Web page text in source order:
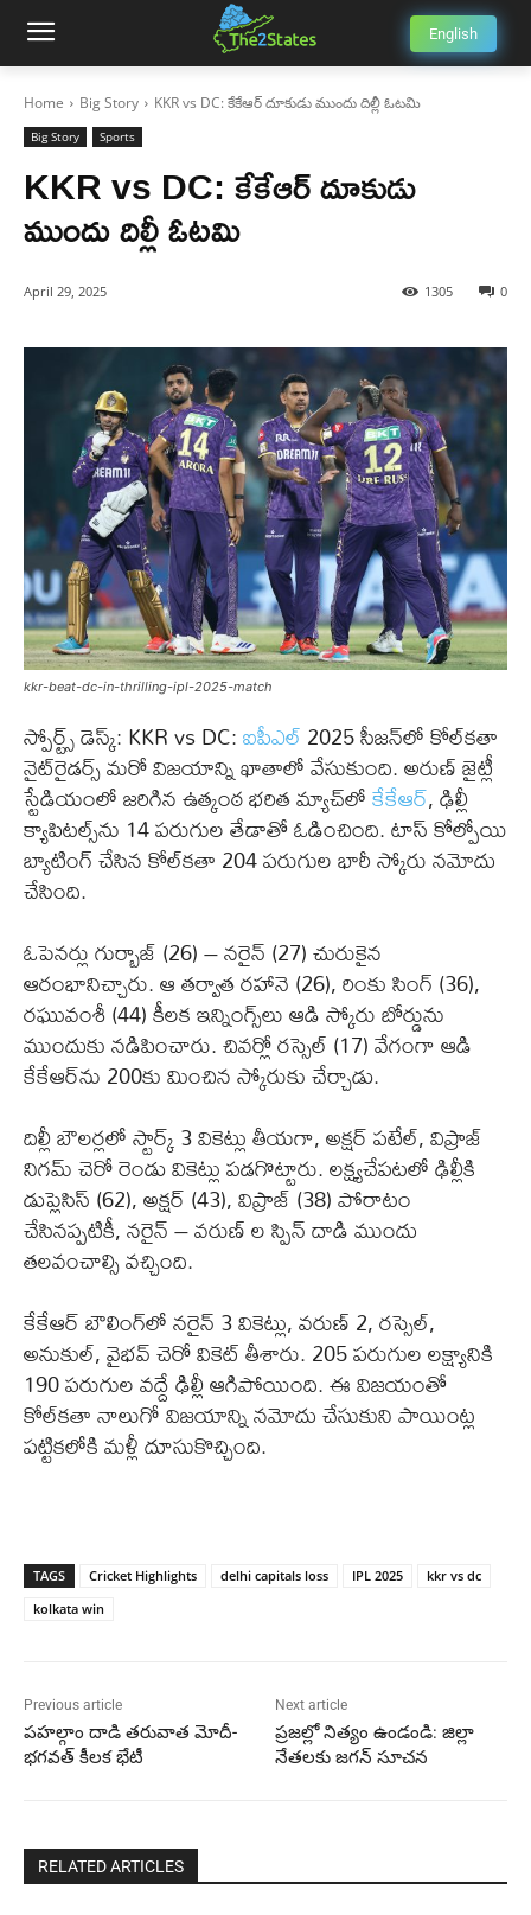
English
Home Big Story KKR vs DC: కేకేఆర్ దూకుడు ముందు దిల్లీ ఓటమి
Big Story Sports
KKR vs DC: కేకేఆర్ దూకుడు
ముందు దిల్లీ ఓటమి
April 29, 2025 0
1305
kkr-beat-dc-in-thrilling-ipl-2025-match
స్పోర్ట్స్ డెస్క్: KKR vs DC:ఐపీఎల్2025 సీజన్‌లో కోల్‌కతా
నైట్‌రైడర్స్ మరో విజయాన్ని ఖాతాలో వేసుకుంది. అరుణ్ జైట్లీ
స్టేడియంలో జరిగిన ఉత్కంఠ భరిత మ్యాచ్‌లోకేకేఆర్, ఢిల్లీ
క్యాపిటల్స్‌ను 14 పరుగుల తేడాతో ఓడించింది. టాస్ కోల్పోయి
బ్యాటింగ్ చేసిన కోల్‌కతా 204 పరుగుల భారీ స్కోరు నమోదు
చేసింది.
ఓపెనర్లు గుర్బాజ్ (26) – నరైన్ (27) చురుకైన
ఆరంభానిచ్చారు. ఆ తర్వాత రహానె (26), రింకు సింగ్ (36),
రఘువంశీ (44) కీలక ఇన్నింగ్స్‌లు ఆడి స్కోరు బోర్డును
ముందుకు నడిపించారు. చివర్లో రస్సెల్ (17) వేగంగా ఆడి
కేకేఆర్‌ను 200కు మించిన స్కోరుకు చేర్చాడు.
దిల్లీ బౌలర్లలో స్టార్క్ 3 వికెట్లు తీయగా, అక్షర్ పటేల్, విప్రాజ్
నిగమ్ చెరో రెండు వికెట్లు పడగొట్టారు. లక్ష్యచేపటలో ఢిల్లీకి
డుప్లెసిస్ (62), అక్షర్ (43), విప్రాజ్ (38) పోరాటం
చేసినప్పటికీ, నరైన్ – వరుణ్ ల స్పిన్ దాడి ముందు
తలవంచాల్సి వచ్చింది.
కేకేఆర్ బౌలింగ్‌లో నరైన్ 3 వికెట్లు, వరుణ్ 2, రస్సెల్,
అనుకుల్, వైభవ్ చెరో వికెట్ తీశారు. 205 పరుగుల లక్ష్యానికి
190 పరుగుల వద్దే ఢిల్లీ ఆగిపోయింది. ఈ విజయంతో
కోల్‌కతా నాలుగో విజయాన్ని నమోదు చేసుకుని పాయింట్ల
పట్టికలోకి మళ్లీ దూసుకొచ్చింది.
TAGS Cricket Highlights delhi capitals loss IPL 2025
kkr vs dc
kolkata win
Previous article
పహల్గాం దాడి తరువాత మోదీ-
భగవత్ కీలక భేటీ
Next article
ప్రజల్లో నిత్యం ఉండండి: జిల్లా
నేతలకు జగన్ సూచన
RELATED ARTICLES